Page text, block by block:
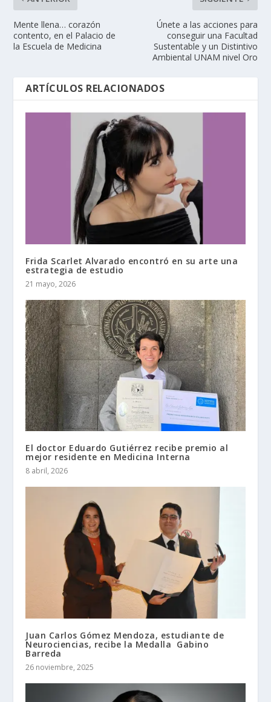
Mente llena… corazón
contento, en el Palacio de
la Escuela de Medicina
Únete a las acciones para
conseguir una Facultad
Sustentable y un Distintivo
Ambiental UNAM nivel Oro
ARTÍCULOS RELACIONADOS
Frida Scarlet Alvarado encontró en su arte una
estrategia de estudio
21 mayo, 2026
El doctor Eduardo Gutiérrez recibe premio al
mejor residente en Medicina Interna
8 abril, 2026
Juan Carlos Gómez Mendoza, estudiante de
Neurociencias, recibe la Medalla Gabino
Barreda
26 noviembre, 2025